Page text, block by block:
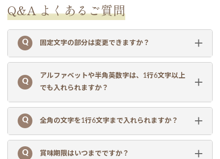
Q&A よくあるご質問
固定文字の部分は変更できますか？
アルファベットや半角英数字は、1行6文字以上
でも入れられますか？
全角の文字を1行6文字まで入れられますか？
賞味期限はいつまでですか？